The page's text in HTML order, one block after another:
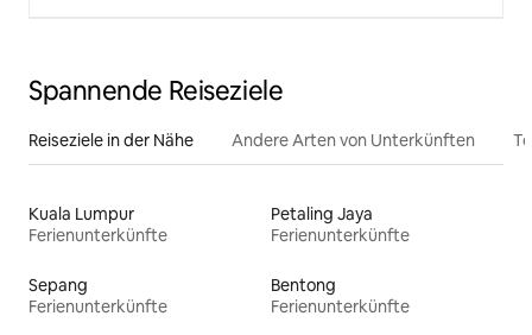
Spannende Reiseziele
Reiseziele in der Nähe Andere Arten von Unterkünften
Kuala Lumpur
Ferienunterkünfte
Petaling Jaya
Ferienunterkünfte
Sepang
Ferienunterkünfte
Bentong
Ferienunterkünfte